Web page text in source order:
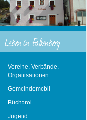
Leben in Falkenberg
Vereine, Verbände,
Organisationen
Gemeindemobil
Bücherei
Jugend